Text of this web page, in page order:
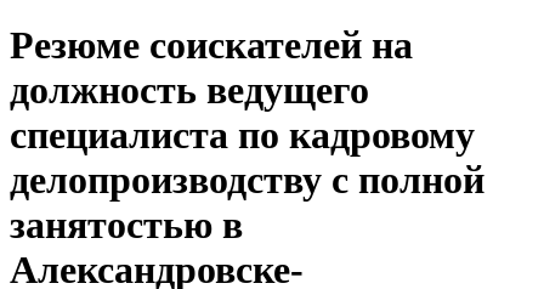
Резюме соискателей на
должность ведущего
специалиста по кадровому
делопроизводству с полной
занятостью в
Александровске-